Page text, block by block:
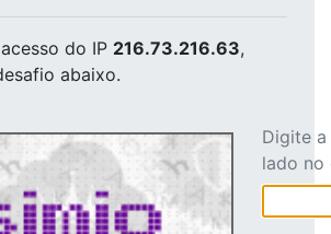
do IP 216.73.216.63,
abaixo.
Digite
lado no